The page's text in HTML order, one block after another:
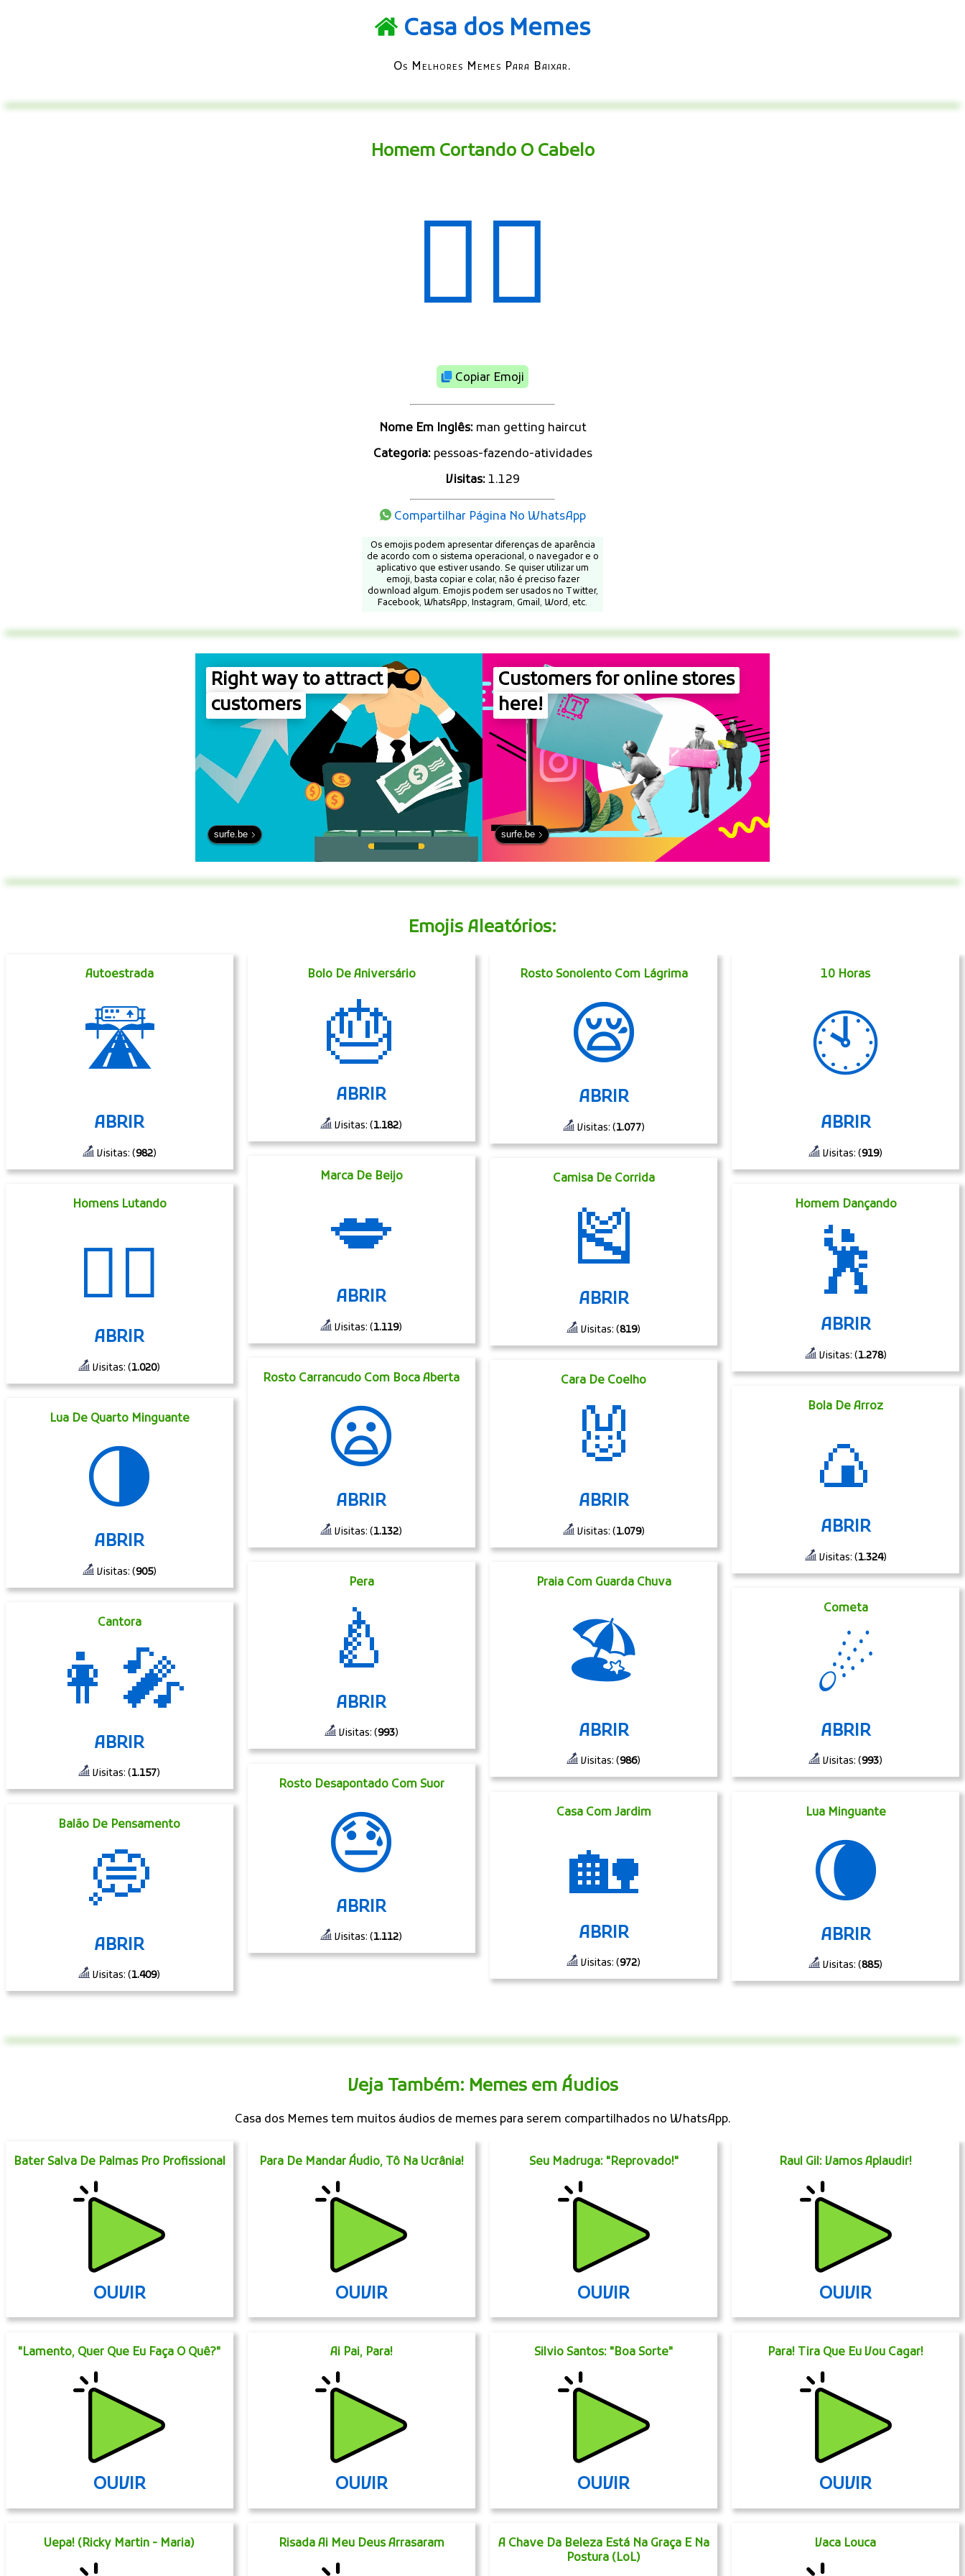
Casa dos Memes
Os Melhores Memes Para Baixar.
Homem Cortando O Cabelo
💇‍♂️
Copiar Emoji
Nome Em Inglês: man getting haircut
Categoria: pessoas-fazendo-atividades
Visitas:1.129
Compartilhar Página No WhatsApp
Os emojis podem apresentar diferenças de aparência
de acordo com o sistema operacional, o navegador e o
aplicativo que estiver usando. Se quiser utilizar um
emoji, basta copiar e colar, não é preciso fazer
download algum. Emojis podem ser usados no Twitter,
Facebook, WhatsApp, Instagram, Gmail, Word, etc.
Right way to attract
customers
surfe.be
Customers for online stores
here!
surfe.be
Emojis Aleatórios:
Autoestrada
🛣
ABRIR
Visitas: (982)
Homens Lutando
🤼‍♂️
ABRIR
Visitas: (1.020)
Lua De Quarto Minguante
🌗
ABRIR
Visitas: (905)
Cantora
👩‍🎤
ABRIR
Visitas: (1.157)
Balão De Pensamento
💭
ABRIR
Visitas: (1.409)
Bolo De Aniversário
🎂
ABRIR
Visitas: (1.182)
Marca De Beijo
💋
ABRIR
Visitas: (1.119)
Rosto Carrancudo Com Boca Aberta
😦
ABRIR
Visitas: (1.132)
Pera
🍐
ABRIR
Visitas: (993)
Rosto Desapontado Com Suor
😓
ABRIR
Visitas: (1.112)
Rosto Sonolento Com Lágrima
😪
ABRIR
Visitas: (1.077)
Camisa De Corrida
🎽
ABRIR
Visitas: (819)
Cara De Coelho
🐰
ABRIR
Visitas: (1.079)
Praia Com Guarda Chuva
🏖
ABRIR
Visitas: (986)
Casa Com Jardim
🏡
ABRIR
Visitas: (972)
10 Horas
🕙
ABRIR
Visitas: (919)
Homem Dançando
🕺
ABRIR
Visitas: (1.278)
Bola De Arroz
🍙
ABRIR
Visitas: (1.324)
Cometa
☄
ABRIR
Visitas: (993)
Lua Minguante
🌘
ABRIR
Visitas: (885)
Veja Também: Memes em Áudios
Casa dos Memes tem muitos áudios de memes para serem compartilhados no WhatsApp.
Bater Salva De Palmas Pro Profissional
OUVIR
"Lamento, Quer Que Eu Faça O Quê?"
OUVIR
Uepa! (Ricky Martin - Maria)
Para De Mandar Áudio, Tô Na Ucrânia!
OUVIR
Ai Pai, Para!
OUVIR
Risada Ai Meu Deus Arrasaram
Seu Madruga: "Reprovado!"
OUVIR
Silvio Santos: "Boa Sorte"
OUVIR
A Chave Da Beleza Está Na Graça E Na
Postura (LoL)
Raul Gil: Vamos Aplaudir!
OUVIR
Para! Tira Que Eu Vou Cagar!
OUVIR
Vaca Louca